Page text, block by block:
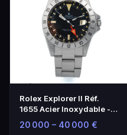
Rolex Explorer II Réf.
1655 Acier Inoxydable -
Montre d'Exception
20 000 – 40 000 €